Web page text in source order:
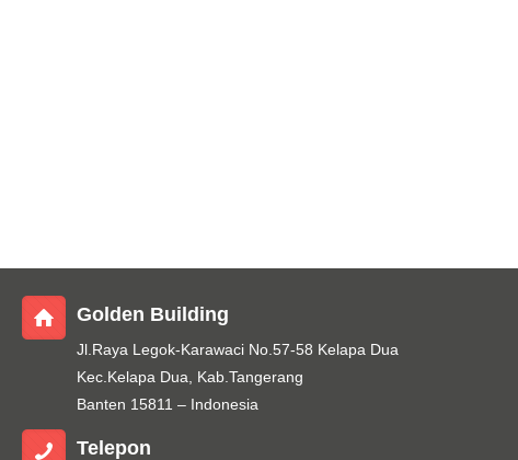
Golden Building
Jl.Raya Legok-Karawaci No.57-58 Kelapa Dua
Kec.Kelapa Dua, Kab.Tangerang
Banten 15811 – Indonesia
Telepon